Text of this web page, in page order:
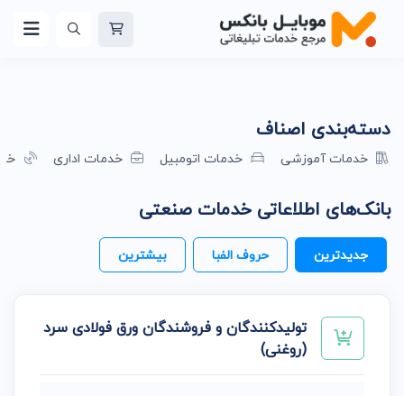
بانک‌های اطلاعاتی خدمات صنعتی
جدیدترین حروف الفبا بیشترین
تولیدکنندگان و فروشندگان ورق فولادی سرد
(روغنی)
دسته‌بندی اصناف
خدمات آموزشی خدمات اتومبیل خدمات اداری